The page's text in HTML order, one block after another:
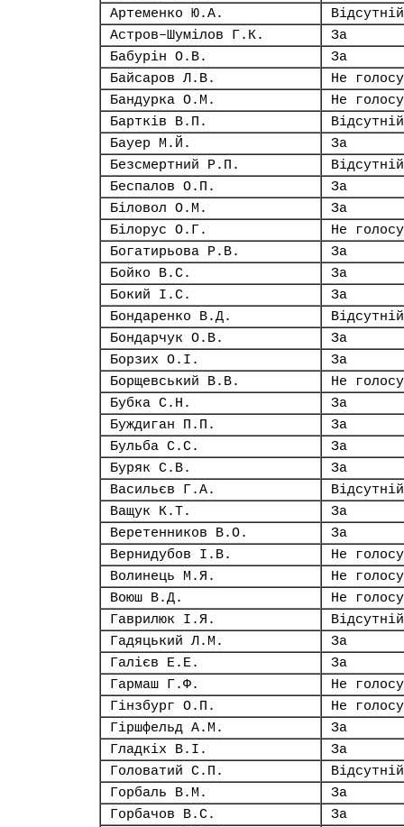
Артеменко Ю.А.
Відсутній
Астров–Шумілов Г.К.
За
Бабурін О.В.
За
Байсаров Л.В.
Не
Бандурка О.М.
Не
Бартків В.П.
Відсутній
Бауер М.Й.
За
Безсмертний Р.П.
Відсутній
Беспалов О.П.
За
Біловол О.М.
За
Білорус О.Г.
Не
Богатирьова Р.В.
За
Бойко В.С.
За
Бокий І.С.
За
Бондаренко В.Д.
Відсутній
Бондарчук О.В.
За
Борзих О.І.
За
Борщевський В.В.
Не
Бубка С.Н.
За
Буждиган П.П.
За
Бульба С.С.
За
Буряк С.В.
За
Васильєв Г.А.
Відсутній
Ващук К.Т.
За
Веретенников В.О.
За
Вернидубов І.В.
Не
Волинець М.Я.
Не
Воюш В.Д.
Не
Гаврилюк І.Я.
Відсутній
Гадяцький Л.М.
За
Галієв Е.Е.
За
Гармаш Г.Ф.
Не
Гінзбург О.П.
Не
Гіршфельд А.М.
За
Гладкіх В.І.
За
Головатий С.П.
Відсутній
Горбаль В.М.
За
Горбачов В.С.
За